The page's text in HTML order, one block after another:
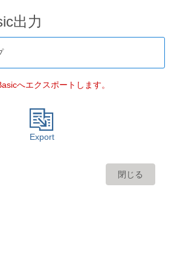
出力
へエクスポートします。
Export